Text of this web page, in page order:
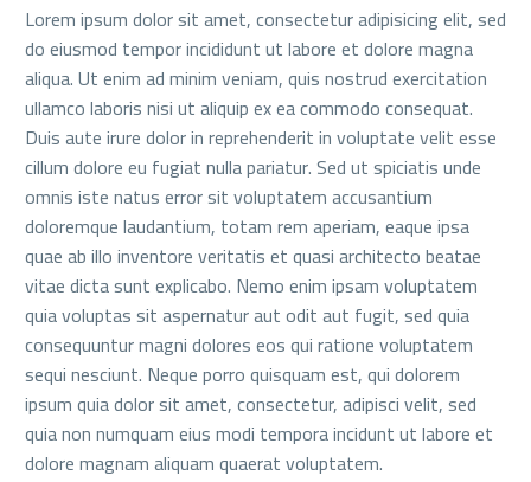
Lorem ipsum dolor sit amet, consectetur adipisicing elit, sed
do eiusmod tempor incididunt ut labore et dolore magna
aliqua. Ut enim ad minim veniam, quis nostrud exercitation
ullamco laboris nisi ut aliquip ex ea commodo consequat.
Duis aute irure dolor in reprehenderit in voluptate velit esse
cillum dolore eu fugiat nulla pariatur. Sed ut spiciatis unde
omnis iste natus error sit voluptatem accusantium
doloremque laudantium, totam rem aperiam, eaque ipsa
quae ab illo inventore veritatis et quasi architecto beatae
vitae dicta sunt explicabo. Nemo enim ipsam voluptatem
quia voluptas sit aspernatur aut odit aut fugit, sed quia
consequuntur magni dolores eos qui ratione voluptatem
sequi nesciunt. Neque porro quisquam est, qui dolorem
ipsum quia dolor sit amet, consectetur, adipisci velit, sed
quia non numquam eius modi tempora incidunt ut labore et
dolore magnam aliquam quaerat voluptatem.